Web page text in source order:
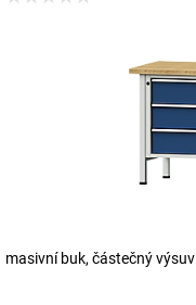
masivní buk, částečný výsuv